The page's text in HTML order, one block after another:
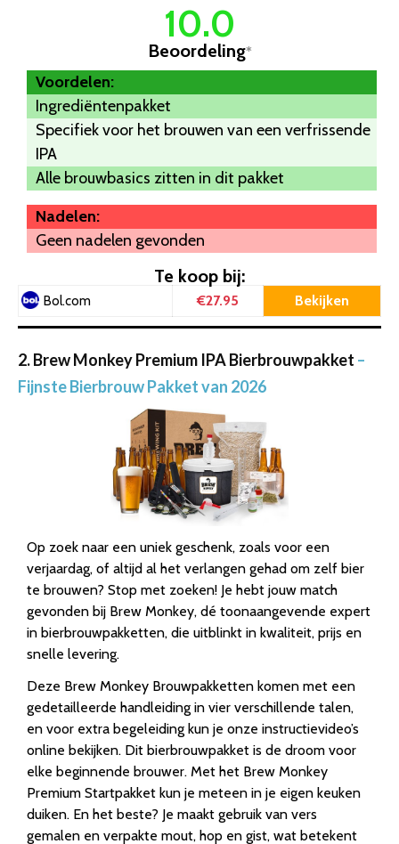
10.0
Beoordeling*
Voordelen:
Ingrediëntenpakket
Specifiek voor het brouwen van een verfrissende
IPA
Alle brouwbasics zitten in dit pakket
Nadelen:
Geen nadelen gevonden
Te koop bij:
Bol.com €27.95 Bekijken
2. Brew Monkey Premium IPA Bierbrouwpakket –
Fijnste Bierbrouw Pakket van 2026
Op zoek naar een uniek geschenk, zoals voor een
verjaardag, of altijd al het verlangen gehad om zelf bier
te brouwen? Stop met zoeken! Je hebt jouw match
gevonden bij Brew Monkey, dé toonaangevende expert
in bierbrouwpakketten, die uitblinkt in kwaliteit, prijs en
snelle levering.
Deze Brew Monkey Brouwpakketten komen met een
gedetailleerde handleiding in vier verschillende talen,
en voor extra begeleiding kun je onze instructievideo’s
online bekijken. Dit bierbrouwpakket is de droom voor
elke beginnende brouwer. Met het Brew Monkey
Premium Startpakket kun je meteen in je eigen keuken
duiken. En het beste? Je maakt gebruik van vers
gemalen en verpakte mout, hop en gist, wat betekent